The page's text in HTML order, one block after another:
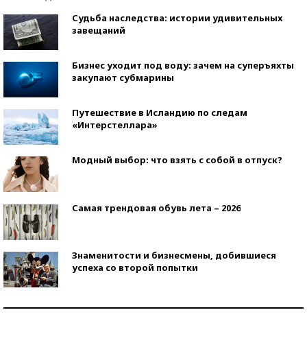
Судьба наследства: истории удивительных
завещаний
Бизнес уходит под воду: зачем на суперъяхты
закупают субмарины
Путешествие в Исландию по следам
«Интерстеллара»
Модный выбор: что взять с собой в отпуск?
Самая трендовая обувь лета – 2026
Знаменитости и бизнесмены, добившиеся
успеха со второй попытки